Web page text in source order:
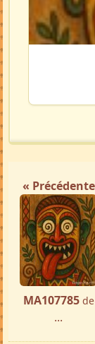
« Précédente
MA107785 de
...